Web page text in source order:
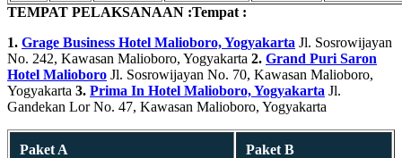
TEMPAT PELAKSANAAN :Tempat :
1. Grage Business Hotel Malioboro, Yogyakarta Jl. Sosrowijayan
No. 242, Kawasan Malioboro, Yogyakarta 2. Grand Puri Saron
Hotel Malioboro Jl. Sosrowijayan No. 70, Kawasan Malioboro,
Yogyakarta 3. Prima In Hotel Malioboro, Yogyakarta Jl.
Gandekan Lor No. 47, Kawasan Malioboro, Yogyakarta
Paket A Paket B